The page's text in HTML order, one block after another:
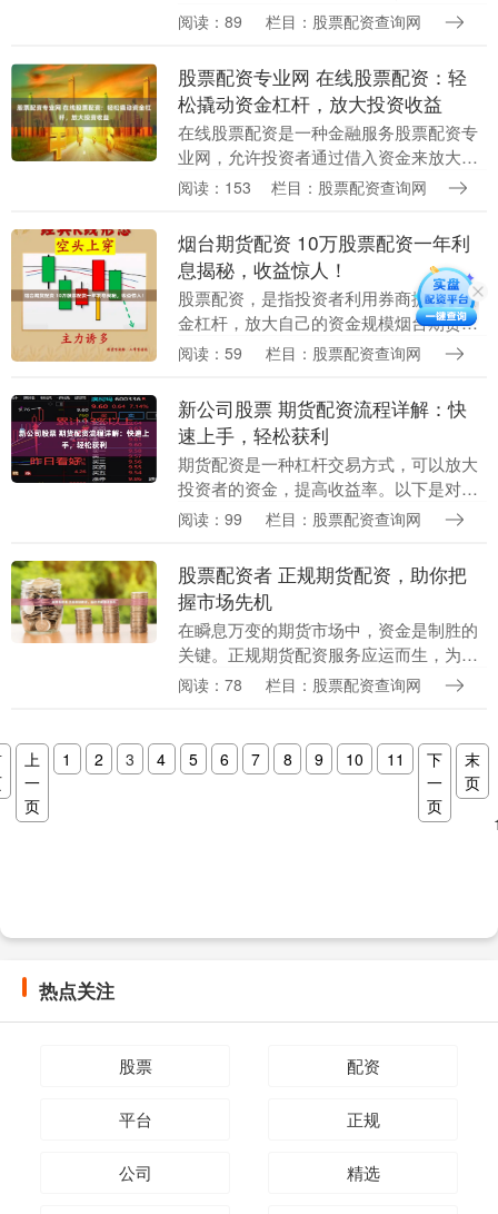
步。面对网络上众多的配资平台网址网上
渠道，成为投资者....
阅读：89 栏目：股票配资查询网
股票配资专业网 在线股票配资：轻
松撬动资金杠杆，放大投资收益
在线股票配资是一种金融服务股票配资专
业网，允许投资者通过借入资金来放大其
投资规模。它为投资者提供了撬动资金杠
放大：**....
阅读：153 栏目：股票配资查询网
烟台期货配资 10万股票配资一年利
息揭秘，收益惊人！
股票配资，是指投资者利用券商提供的资
金杠杆，放大自己的资金规模烟台期货配
资，从而提高投资收益。对于10万股票配
雄厚的资金实....
阅读：59 栏目：股票配资查询网
新公司股票 期货配资流程详解：快
速上手，轻松获利
期货配资是一种杠杆交易方式，可以放大
投资者的资金，提高收益率。以下是对期
货配资流程的详细说明： 1. **了解配债信
价格、....
阅读：99 栏目：股票配资查询网
股票配资者 正规期货配资，助你把
握市场先机
在瞬息万变的期货市场中，资金是制胜的
关键。正规期货配资服务应运而生，为投
资者提供资金杠杆，助力他们把握市场先
阅读：78 栏目：股票配资查询网
上
一
页
1 2 3 4 5 6 7 8 9 10 11
下
一
页
末
页
热点关注
股票 配资
平台 正规
公司 精选